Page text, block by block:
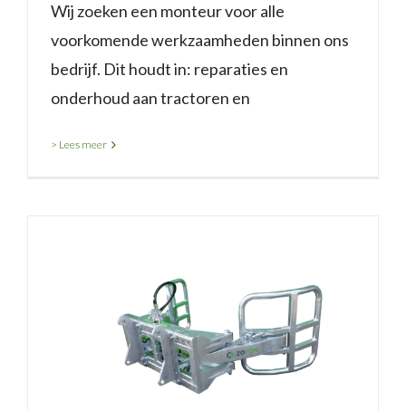
Wij zoeken een monteur voor alle
voorkomende werkzaamheden binnen ons
bedrijf. Dit houdt in: reparaties en
onderhoud aan tractoren en
> Lees meer
Zocon balenklem